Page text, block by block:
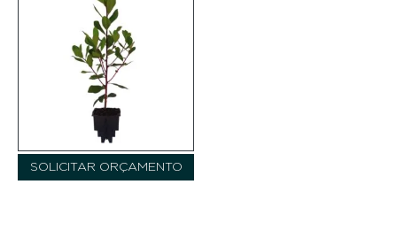
SOLICITAR ORÇAMENTO